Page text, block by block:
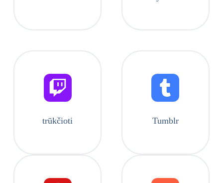
trūkčioti Tumblr